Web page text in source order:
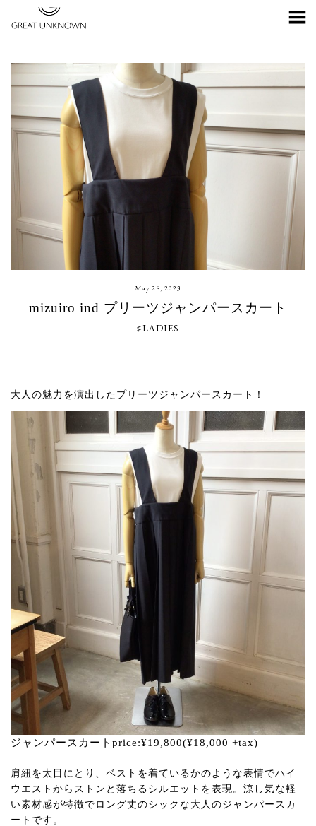
Toggle Menu
May 28, 2023
mizuiro ind プリーツジャンパースカート
♯LADIES
大人の魅力を演出したプリーツジャンパースカート！
ジャンパースカートprice:¥19,800(¥18,000 +tax)
肩紐を太目にとり、ベストを着ているかのような表情でハイ
ウエストからストンと落ちるシルエットを表現。涼し気な軽
い素材感が特徴でロング丈のシックな大人のジャンパースカ
ートです。